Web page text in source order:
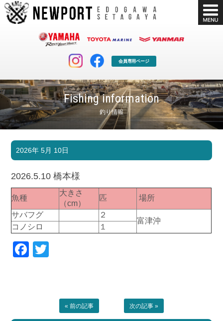
会員専用ページ
Fishing information
釣り情報
マリンクラブ
マリンライフを堪能したい！
ボート販売
ボート免許
長年の実績と信頼！
店舗情報 公式ブログ
お問い合わせ
Contact us
会社概要
2026年 5月 10日
2026.5.10 橋本様
魚種
大きさ
（cm）
匹
場所
サバフグ
２
富津沖
コノシロ １
Facebook
« 前の記事 次の記事 »